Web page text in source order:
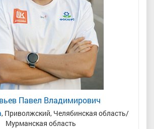
Павел Владимирович
, Приволжский, Челябинская область/
Мурманская область